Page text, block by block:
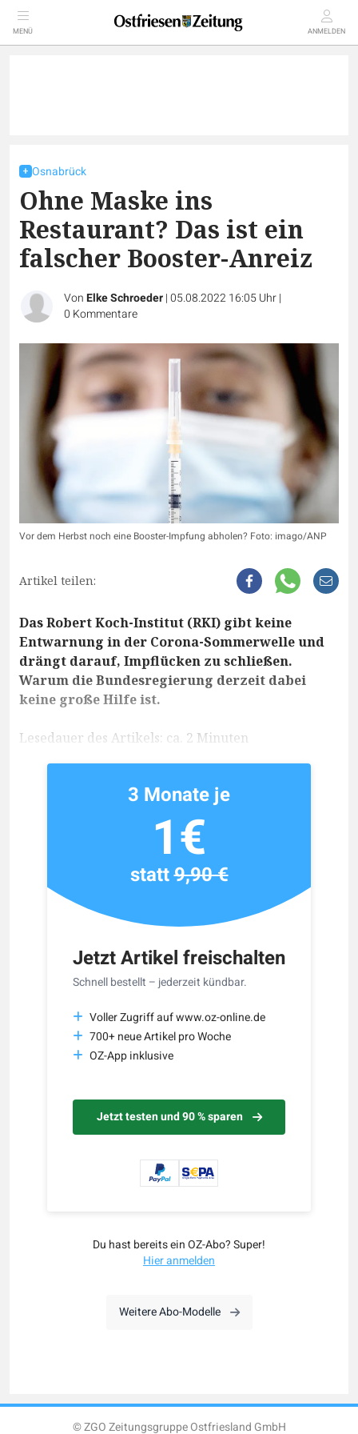
MENÜ ANMELDEN
Osnabrück
Ohne Maske ins
Restaurant? Das ist ein
falscher Booster-Anreiz
VonElke Schroeder|05.08.2022 16:05 Uhr|
0 Kommentare
Vor dem Herbst noch eine Booster-Impfung abholen? Foto: imago/ANP
Artikel teilen:
Das Robert Koch-Institut (RKI) gibt keine
Entwarnung in der Corona-Sommerwelle und
drängt darauf, Impflücken zu schließen.
Warum die Bundesregierung derzeit dabei
keine große Hilfe ist.
Lesedauer des Artikels: ca. 2 Minuten
Jetzt Artikel freischalten
Schnell bestellt – jederzeit kündbar.
Voller Zugriff auf www.oz-online.de
700+ neue Artikel pro Woche
OZ-App inklusive
Jetzt testen und 90 % sparen
3 Monate je
1€
statt9,90 €
Du hast bereits ein OZ-Abo? Super!
Hier anmelden
Weitere Abo-Modelle
© ZGO Zeitungsgruppe Ostfriesland GmbH